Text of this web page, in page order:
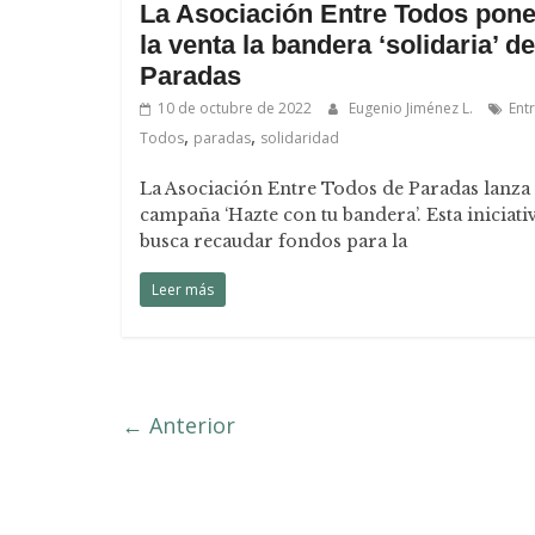
La Asociación Entre Todos
la venta la bandera ‘solidaria’ de
Paradas
10 de octubre de 2022 Eugenio Jiménez L.
Todos, paradas, solidaridad
La Asociación Entre Todos de Paradas lanza
campaña ‘Hazte con tu bandera’. Esta
busca recaudar fondos para la
Leer más
← Anterior